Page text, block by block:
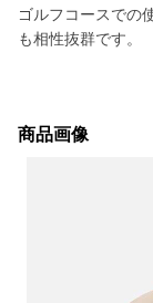
ゴルフコースでの
も相性抜群です。
商品画像